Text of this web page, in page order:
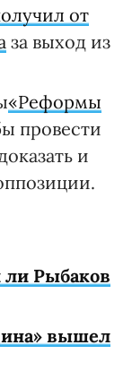
от
за выход из
«Реформы
провести
и
ли Рыбаков
вышел